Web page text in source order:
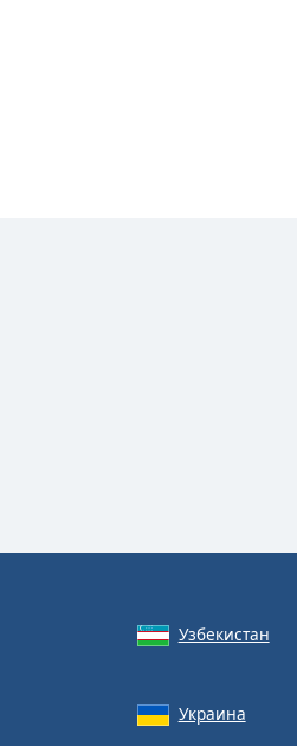
Узбекистан
Украина